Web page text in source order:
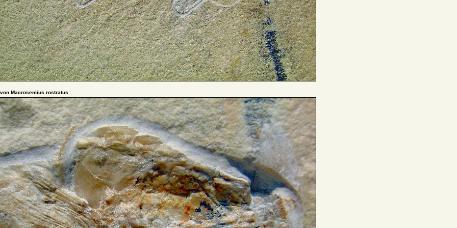
Macrosemius rostratus